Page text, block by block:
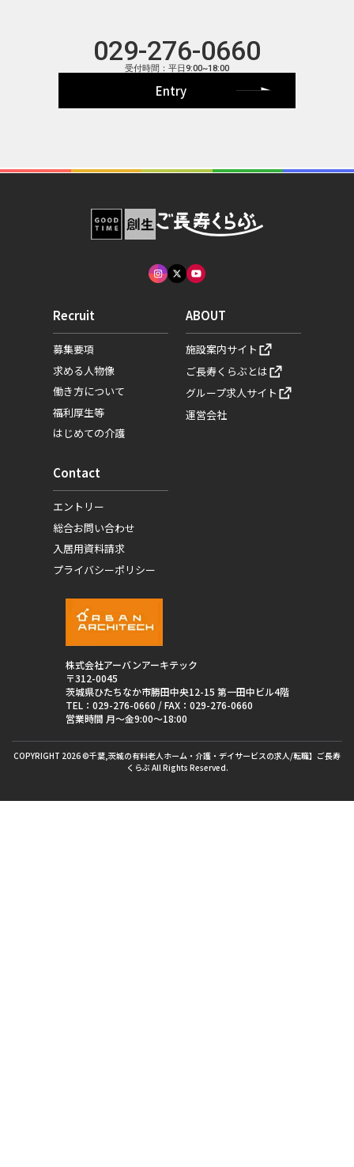
029-276-0660
受付時間：平日9:00~18:00
Entry
株式会社アーバンアーキテック
〒312-0045
茨城県ひたちなか市勝田中央12-15 第一田中ビル4階
TEL： 029-276-0660 / FAX：029-276-0660
営業時間 月〜金9:00〜18:00
Recruit
募集要項
求める人物像
働き方について
福利厚生等
はじめての介護
ABOUT
施設案内サイト
ご長寿くらぶとは
グループ求人サイト
運営会社
Contact
エントリー
総合お問い合わせ
入居用資料請求
プライバシーポリシー
COPYRIGHT 2026 ©千葉,茨城の有料老人ホーム・介護・デイサービスの求人/転職】ご長寿
くらぶ All Rights Reserved.